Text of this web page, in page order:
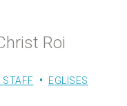
Roi
STAFF
EGLISES